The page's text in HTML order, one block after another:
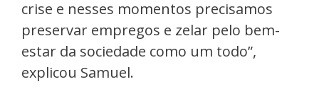
crise e nesses momentos precisamos
preservar empregos e zelar pelo bem-
estar da sociedade como um todo”,
explicou Samuel.